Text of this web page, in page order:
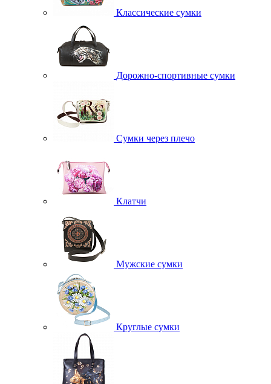
Классические сумки
Дорожно-спортивные сумки
Сумки через плечо
Клатчи
Мужские сумки
Круглые сумки